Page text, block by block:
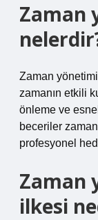
Zaman
Zaman
zamanın etkili
önleme ve
beceriler
profesyonel
Zaman
ilkesi